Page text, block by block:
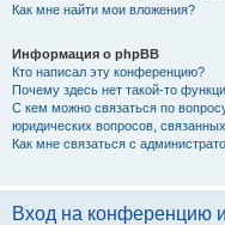
Как мне найти мои вложения?
Информация о phpBB
Кто написал эту конференцию?
Почему здесь нет такой-то
С кем можно связаться по
юридических вопросов,
Как мне связаться с
Вход на конференцию